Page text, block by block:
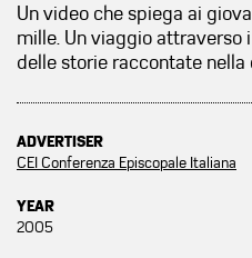
Un video che spiega ai
mille. Un viaggio attraverso
delle storie raccontate nella
ADVERTISER
CEI Conferenza Episcopale Italiana
YEAR
2005